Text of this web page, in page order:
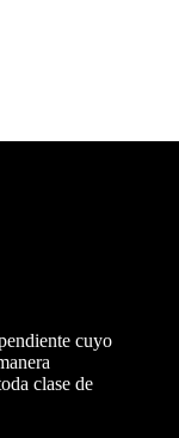
cuyo
clase de